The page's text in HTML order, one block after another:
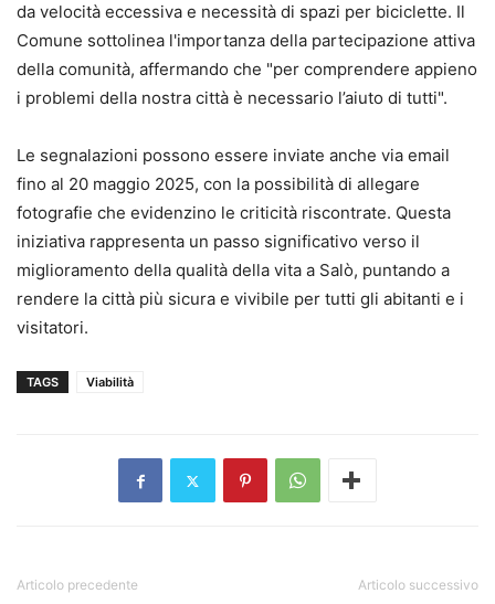
da velocità eccessiva e necessità di spazi per biciclette. Il
Comune sottolinea l'importanza della partecipazione attiva
della comunità, affermando che "per comprendere appieno
i problemi della nostra città è necessario l’aiuto di tutti".
Le segnalazioni possono essere inviate anche via email
fino al 20 maggio 2025, con la possibilità di allegare
fotografie che evidenzino le criticità riscontrate. Questa
iniziativa rappresenta un passo significativo verso il
miglioramento della qualità della vita a Salò, puntando a
rendere la città più sicura e vivibile per tutti gli abitanti e i
visitatori.
TAGS Viabilità
Articolo precedente Articolo successivo